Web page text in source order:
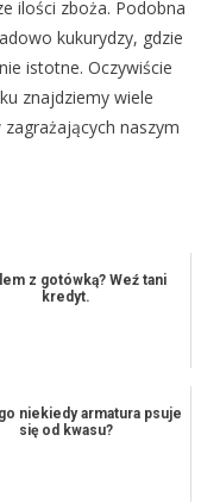
ilości zboża. Podobna
kukurydzy, gdzie
istotne. Oczywiście
znajdziemy wiele
naszym
z gotówką? Weź tani
kredyt.
niekiedy armatura psuje
się od kwasu?